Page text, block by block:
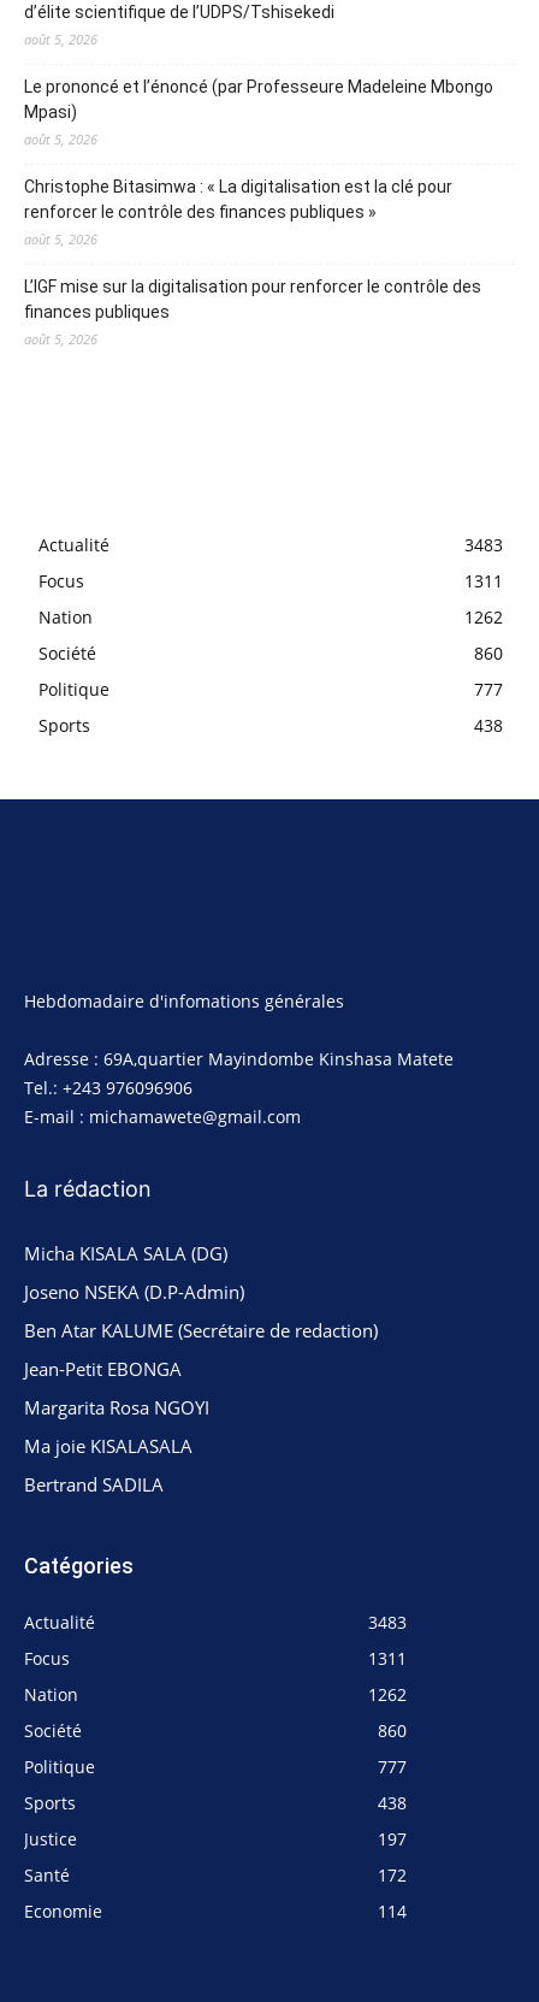
d’élite scientifique de l’UDPS/Tshisekedi
août 5, 2026
Le prononcé et l’énoncé (par Professeure Madeleine Mbongo
Mpasi)
août 5, 2026
Christophe Bitasimwa : « La digitalisation est la clé pour
renforcer le contrôle des finances publiques »
août 5, 2026
L’IGF mise sur la digitalisation pour renforcer le contrôle des
finances publiques
août 5, 2026
Actualité
3483
Focus
1311
Nation
1262
Société
860
Politique
777
Sports
438
Hebdomadaire d'infomations générales
Adresse : 69A,quartier Mayindombe Kinshasa Matete
Tel.: +243 976096906
E-mail : michamawete@gmail.com
La rédaction
Micha KISALA SALA (DG)
Joseno NSEKA (D.P-Admin)
Ben Atar KALUME (Secrétaire de redaction)
Jean-Petit EBONGA
Margarita Rosa NGOYI
Ma joie KISALASALA
Bertrand SADILA
Catégories
Actualité
3483
Focus
1311
Nation
1262
Société
860
Politique
777
Sports
438
Justice
197
Santé
172
Economie
114